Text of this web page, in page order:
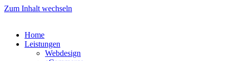
Zum Inhalt wechseln
Home
Leistungen
Webdesign